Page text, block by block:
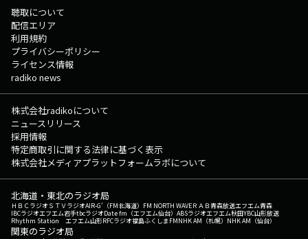
聴取について
配信エリア
利用規約
プライバシーポリシー
ライセンス情報
radiko news
株式会社radikoについて
ニュースリリース
採用情報
特定商取引に関する法律に基づく表示
株式会社メディアプラットフォームラボについて
北海道・東北のラジオ局
ＨＢＣラジオＳＴＶラジオAIR-G'（FM北海道） FM NORTH WAVEＲＡＢ青森放送エフエム青森
IBCラジオエフエム岩手tbcラジオDate fm（エフエム仙台） ABSラジオエフエム秋田YBC山形放送
Rhythm Station エフエム山形RFCラジオ福島ふくしまFMNHK AM（札幌） NHK AM（仙台）
関東のラジオ局